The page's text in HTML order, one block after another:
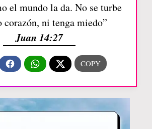
el mundo la da. No se turbe
corazón, ni tenga miedo”
Juan 14:27